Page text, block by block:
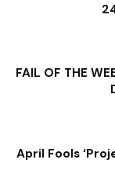
FAIL OF THE
April Fools